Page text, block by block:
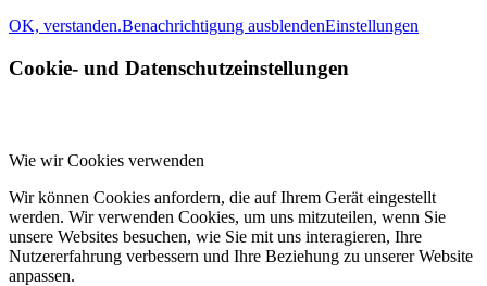
OK, verstanden.Benachrichtigung ausblendenEinstellungen
Cookie- und Datenschutzeinstellungen
Wie wir Cookies verwenden
Wir können Cookies anfordern, die auf Ihrem Gerät eingestellt
werden. Wir verwenden Cookies, um uns mitzuteilen, wenn Sie
unsere Websites besuchen, wie Sie mit uns interagieren, Ihre
Nutzererfahrung verbessern und Ihre Beziehung zu unserer Website
anpassen.